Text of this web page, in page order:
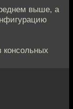
выше, а
консольных